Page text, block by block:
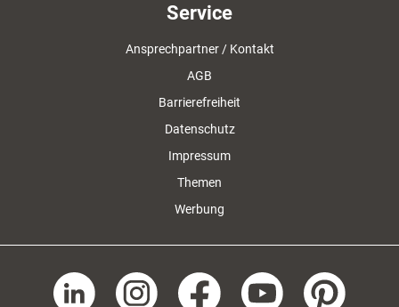
Service
Ansprechpartner / Kontakt
AGB
Barrierefreiheit
Datenschutz
Impressum
Themen
Werbung